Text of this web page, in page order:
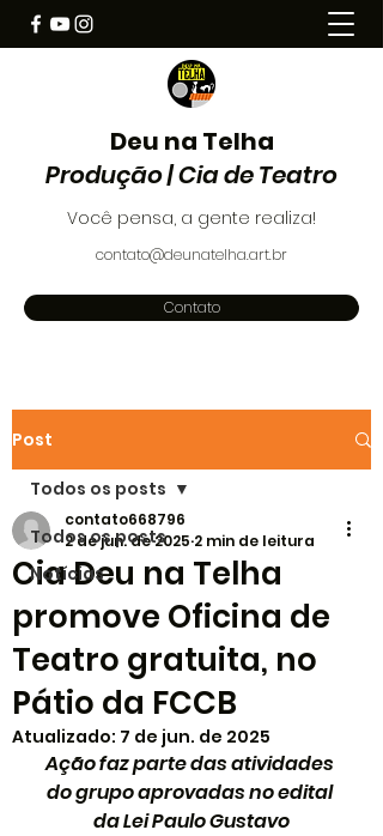
Deu na Telha
Produção | Cia de Teatro
Você pensa, a gente realiza!
contato@deunatelha.art.br
Contato
Post
Todos os posts
Notícias
Todos os posts
Cia Deu na Telha
promove Oficina de
Teatro gratuita, no
Pátio da FCCB
contato668796
2 de jun. de 2025 2 min de leitura
Atualizado: 7 de jun. de 2025
Ação faz parte das atividades
do grupo aprovadas no edital
da Lei Paulo Gustavo